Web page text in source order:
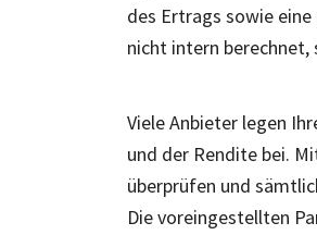
des Ertrags sowie
nicht intern berechnet,
Viele Anbieter legen
und der Rendite bei.
überprüfen und
Die voreingestellten